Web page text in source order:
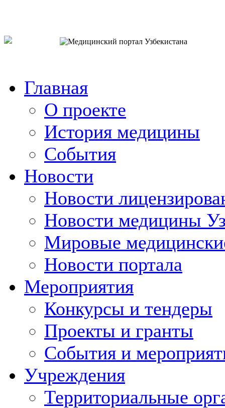
Главная
О проекте
История медицины
События
Новости
Новости
Новости медицины
Мировые
Новости портала
Мероприятия
Конкурсы и тендеры
Проекты и гранты
События и
Учреждения
Территориальные